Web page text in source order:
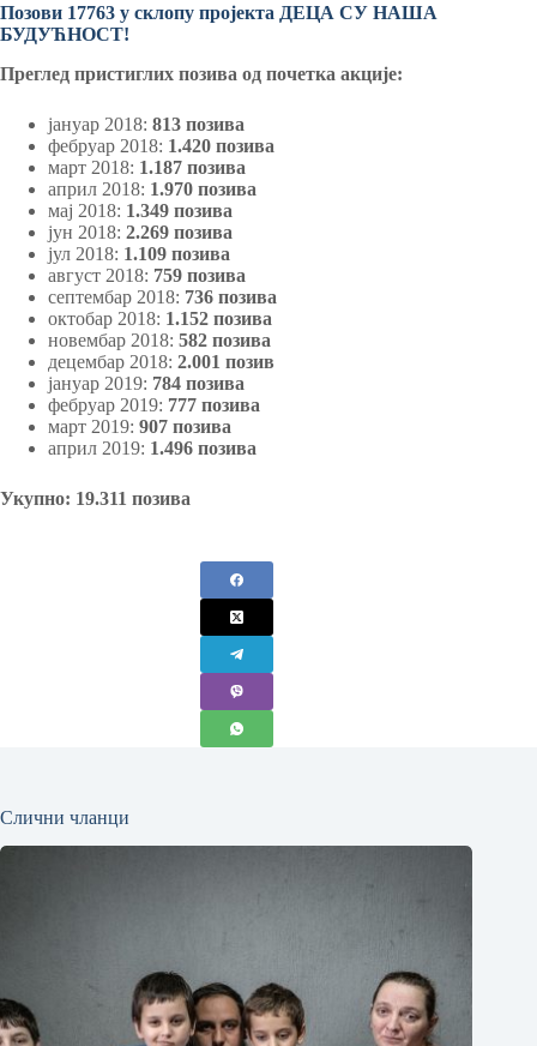
Позови 17763 у склопу пројекта ДЕЦА СУ НАША
БУДУЋНОСТ!
Преглед пристиглих позива од почетка акције:
јануар 2018: 813 позива
фебруар 2018: 1.420 позива
март 2018: 1.187 позива
април 2018: 1.970 позива
мај 2018: 1.349 позива
јун 2018: 2.269 позива
јул 2018: 1.109 позива
август 2018: 759 позива
септембар 2018: 736 позива
октобар 2018: 1.152 позива
новембар 2018: 582 позива
децембар 2018: 2.001 позив
јануар 2019: 784 позива
фебруар 2019: 777 позива
март 2019: 907 позива
април 2019: 1.496 позива
Укупно: 19.311 позивa
Слични чланци